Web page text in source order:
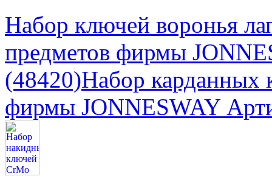
Набор ключей воронья
предметов фирмы
(48420)Набор карданных
фирмы JONNESWAY